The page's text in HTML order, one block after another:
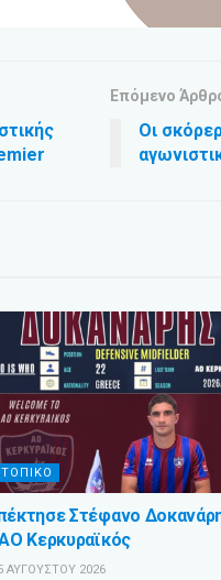
Επόμενο
Οι
ΤΟΠΙΚΟ
Στέφανο
Κερκυραϊκός
ΑΥΓΟΎΣΤΟΥ 2026